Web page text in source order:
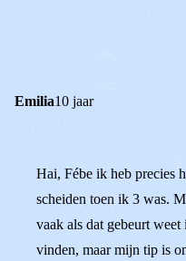
Emilia10 jaar
Hai, Fébe ik heb precies
scheiden toen ik 3 was.
vaak als dat gebeurt
vinden, maar mijn tip is